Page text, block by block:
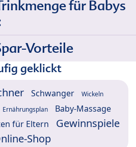
für Babys
Vorteile
geklickt
Schwanger Wickeln
Ernährungsplan Baby-Massage
für Eltern
Gewinnspiele
Shop